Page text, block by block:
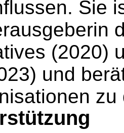
Sie
(2020)
und